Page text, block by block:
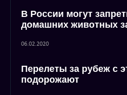
В России могут
домашних животных
06.02.2020
Перелеты за рубеж с
подорожают